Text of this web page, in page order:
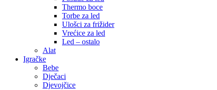
Thermo boce
Torbe za led
Ulošci za frižider
Vrećice za led
Led – ostalo
Alat
Igračke
Bebe
Dječaci
Djevojčice